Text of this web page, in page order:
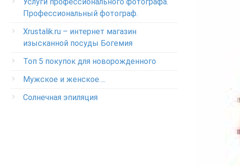
Профессиональный фотограф.
Xrustalik.ru – интернет магазин
изысканной посуды Богемия
Топ 5 покупок для новорожденного
Мужское и женское….
Солнечная эпиляция